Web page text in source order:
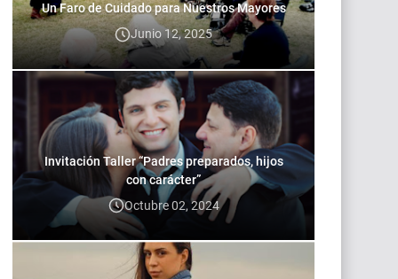
Un Faro de Cuidado para Nuestros Mayores
Junio 12, 2025
Invitación Taller “Padres preparados, hijos
con carácter”
Octubre 02, 2024